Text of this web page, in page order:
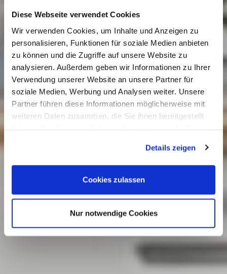
Diese Webseite verwendet Cookies
Wir verwenden Cookies, um Inhalte und Anzeigen zu
personalisieren, Funktionen für soziale Medien anbieten
zu können und die Zugriffe auf unsere Website zu
analysieren. Außerdem geben wir Informationen zu Ihrer
Verwendung unserer Website an unsere Partner für
soziale Medien, Werbung und Analysen weiter. Unsere
Partner führen diese Informationen möglicherweise mit
weiteren Daten zusammen, die Sie ihnen bereitgestellt
Details zeigen
Cookies zulassen
Nur notwendige Cookies